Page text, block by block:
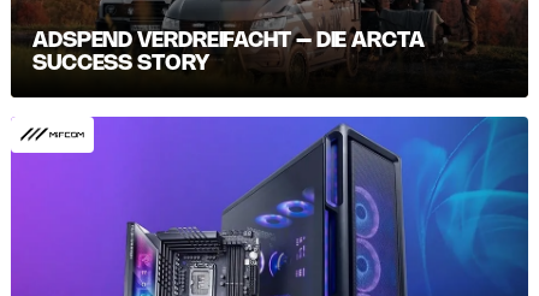
ADSPEND VERDREIFACHT – DIE ARCTA
SUCCESS STORY